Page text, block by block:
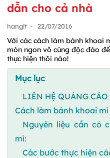
dẫn cho cả nhà
hanglt - 22/07/2016
Với các cách làm bánh khoai
món ngon vô cùng độc đáo
thực hiện thôi nào!
Mục lục
LIÊN HỆ QUẢNG CÁO
Cách làm bánh khoai mì
Nguyên liệu cần có
mì:
Các bước thực hiện